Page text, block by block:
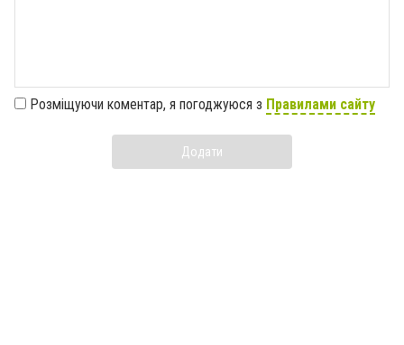
Розміщуючи коментар, я погоджуюся з Правилами сайту
Додати